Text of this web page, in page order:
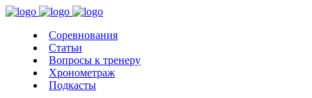
Соревнования
Статьи
Вопросы к тренеру
Хронометраж
Подкасты